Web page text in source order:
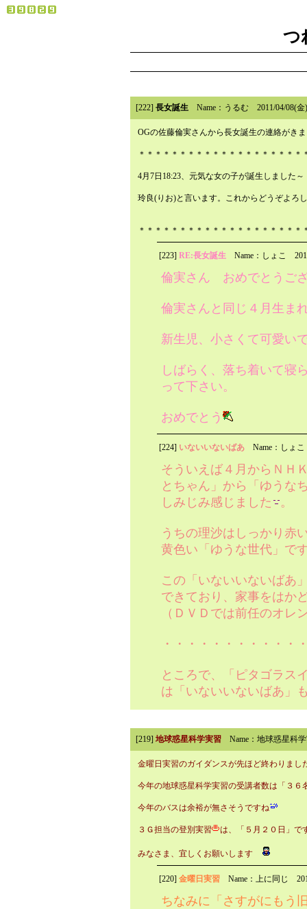
つ
[222] 長女誕生 Name：うるむ 2011/04/08(
OGの佐藤倫実さんから長女誕生の連絡がき
＊＊＊＊＊＊＊＊＊＊＊＊＊＊＊＊＊＊＊＊
4月7日18:23、元気な女の子が誕生しました～
玲良(りお)と言います。これからどうぞよろ
＊＊＊＊＊＊＊＊＊＊＊＊＊＊＊＊＊＊＊＊
[223] RE:長女誕生 Name：しょこ
倫実さん おめでとうご
倫実さんと同じ４月生ま
新生児、小さくて可愛い
しばらく、落ち着いて寝
って下さい。
おめでとう
[224] いないいないばあ Name：しょこ
そういえば４月からＮＨ
とちゃん」から「ゆうな
しみじみ感じました
。
うちの理沙はしっかり赤
黄色い「ゆうな世代」で
この「いないいないばあ
できており、家事をはか
（ＤＶＤでは前任のオレ
・・・・・・・・・・・
ところで、「ピタゴラス
は「いないいないばあ」
[219] 地球惑星科学実習 Name：地球惑星科
金曜日実習のガイダンスが先ほど終わりまし
今年の地球惑星科学実習の受講者数は「３６
今年のバスは余裕が無さそうですね
３Ｇ担当の登別実習 は、「５月２０日」で
みなさま、宜しくお願いします
[220] 金曜日実習 Name：上に同じ
ちなみに「さすがにもう